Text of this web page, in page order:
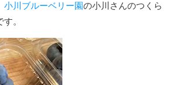
小川ブルーベリー園の小川さんのつくら
。